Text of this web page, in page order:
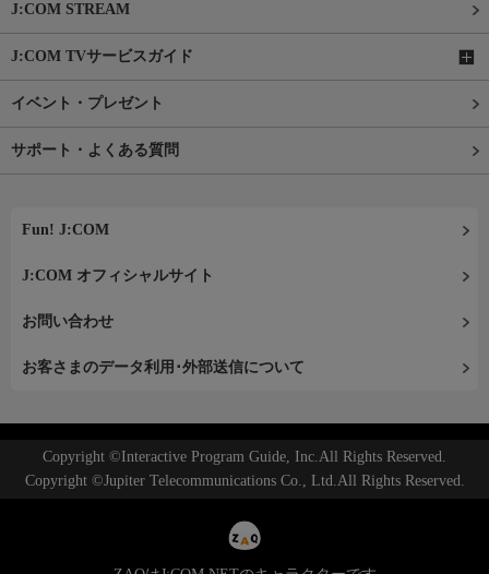
J:COM STREAM
J:COM TVサービスガイド
イベント・プレゼント
サポート・よくある質問
Fun! J:COM
J:COM オフィシャルサイト
お問い合わせ
お客さまのデータ利用･外部送信について
Copyright ©Interactive Program Guide, Inc.All Rights Reserved.
Copyright ©Jupiter Telecommunications Co., Ltd.All Rights Reserved.